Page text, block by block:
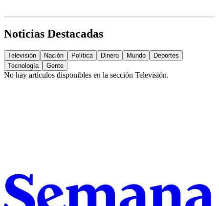
Noticias Destacadas
Televisión Nación Política Dinero Mundo
Deportes
Tecnología
Gente
No hay artículos disponibles en la sección Televisión.